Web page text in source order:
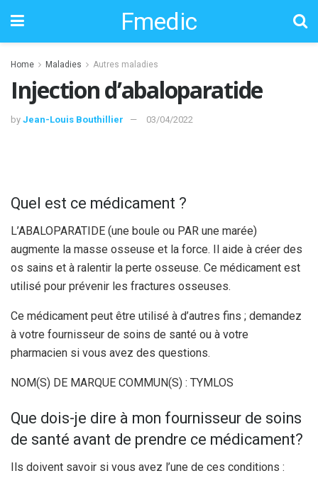
Fmedic
Home Maladies Autres maladies
Injection d’abaloparatide
by Jean-Louis Bouthillier 03/04/2022
Quel est ce médicament ?
L’ABALOPARATIDE (une boule ou PAR une marée)
augmente la masse osseuse et la force. Il aide à créer des
os sains et à ralentir la perte osseuse. Ce médicament est
utilisé pour prévenir les fractures osseuses.
Ce médicament peut être utilisé à d’autres fins ; demandez
à votre fournisseur de soins de santé ou à votre
pharmacien si vous avez des questions.
NOM(S) DE MARQUE COMMUN(S) : TYMLOS
Que dois-je dire à mon fournisseur de soins
de santé avant de prendre ce médicament?
Ils doivent savoir si vous avez l’une de ces conditions :